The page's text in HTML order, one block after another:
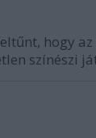
hogy
színészi